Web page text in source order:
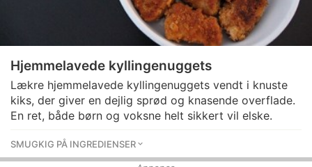
Hjemmelavede kyllingenuggets
Lækre hjemmelavede kyllingenuggets vendt i knuste
kiks, der giver en dejlig sprød og knasende overflade.
En ret, både børn og voksne helt sikkert vil elske.
SMUGKIG PÅ INGREDIENSER